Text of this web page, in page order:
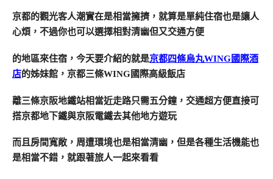
京都的觀光客人潮實在是相當擁擠，就算是單純住宿也是讓人
心煩，不過你也可以選擇相對清幽但又交通方便
的地區來住宿，今天要介紹的就是京都四條烏丸WING國際酒
店的姊妹館，京都三條WING國際高級飯店
離三條京阪地鐵站相當近走路只需五分鐘，交通超方便直接可
搭京都地下鐵與京阪電鐵去其他地方遊玩
而且房間寬敞，周遭環境也是相當清幽，但是各種生活機能也
是相當不錯，就跟著旅人一起來看看